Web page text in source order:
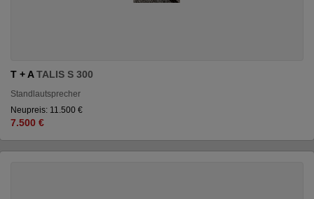
T + ATALIS S 300
Standlautsprecher
Neupreis: 11.500 €
7.500 €